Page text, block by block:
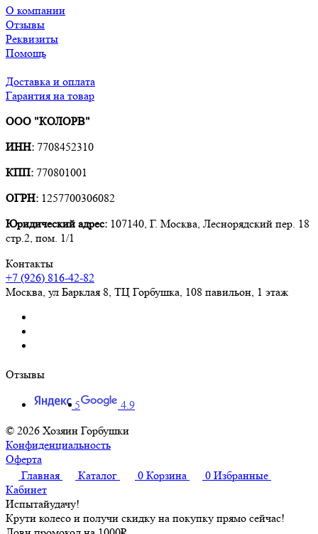
О компании
Отзывы
Реквизиты
Помощь
Доставка и оплата
Гарантия на товар
ООО "КОЛОРВ"
ИНН: 7708452310
КПП: 770801001
ОГРН: 1257700306082
Юридический адрес: 107140, Г. Москва, Леснорядский пер. 18
стр.2, пом. 1/1
Контакты
+7 (926) 816-42-82
Москва, ул Барклая 8, ТЦ Горбушка, 108 павильон, 1 этаж
Отзывы
5
4.9
© 2026 Хозяин Горбушки
Конфиденциальность
Оферта
Главная
Каталог 0 Корзина 0 Избранные
Кабинет
Испытайудачу!
Крути колесо и получи скидку на покупку прямо сейчас!